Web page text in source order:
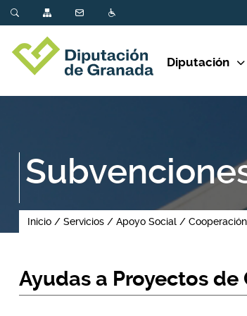
Diputación
Inicio Servicios Apoyo Social
Ayudas a Proyectos